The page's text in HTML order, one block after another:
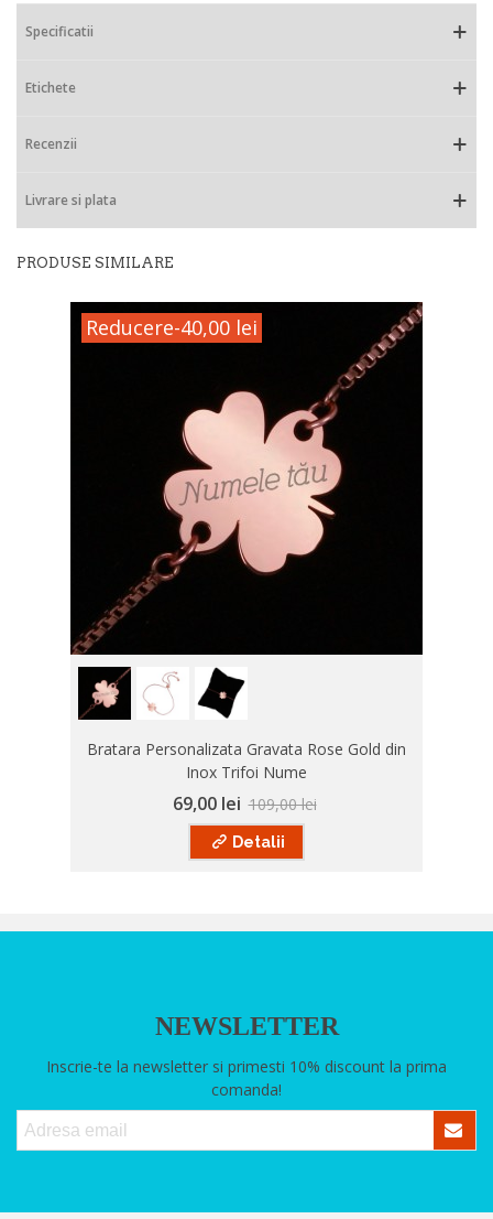
Specificatii
Etichete
Recenzii
Livrare si plata
PRODUSE SIMILARE
Reducere-40,00 lei
Bratara Personalizata Gravata Rose Gold din
Inox Trifoi Nume
69,00 lei 109,00 lei
Detalii
NEWSLETTER
Inscrie-te la newsletter si primesti 10% discount la prima
comanda!